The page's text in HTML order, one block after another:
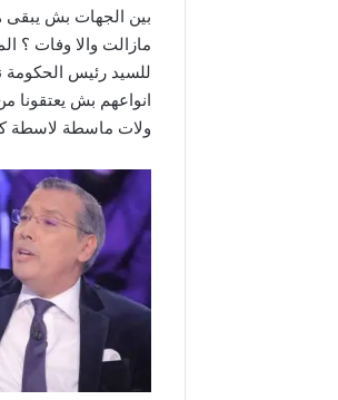
بين الجهات بش يبقى
مازالت والا وفات ؟
للسيد رئيس الحكومة
انواعهم بش يعتقونا
ولات ماسطة لاسطة